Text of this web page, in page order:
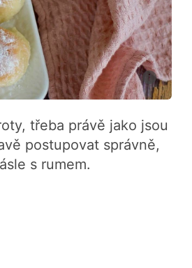
třeba právě jako jsou
postupovat správně,
s rumem.